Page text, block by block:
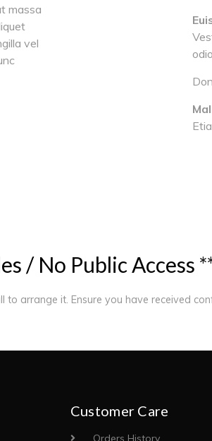
massa
vel
es / No Public Access *
arrange it. Ensure you have received
Customer Care
Orders History